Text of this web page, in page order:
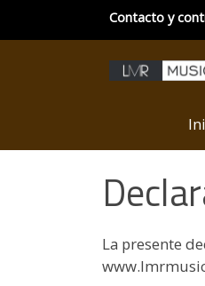
Contacto y
La presente